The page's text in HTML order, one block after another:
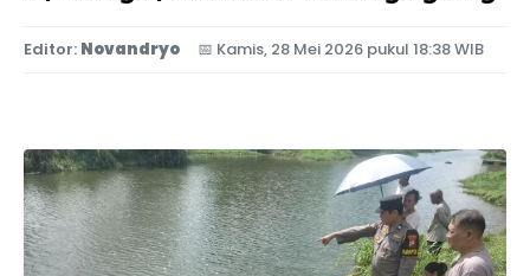
Editor: Novandryo 📅 Kamis, 28 Mei 2026 pukul 18:38 WIB